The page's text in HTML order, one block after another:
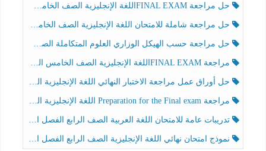
حل مراجعة FINAL EXAMاللغة الإنجليزية الصف الخامس الفصل الثالث
حل مراجعة شاملة للامتحان اللغة الإنجليزية الصف الخامس الفصل الثالث
حل مراجعة حسب الهيكل الوزاري العلوم المتكاملة الصف الخامس عام الفصل الثالث
مراجعة FINAL EXAMاللغة الإنجليزية الصف الخامس الفصل الثالث
حل أوراق عمل مراجعة الاختبار النهائي اللغة الإنجليزية الصف الرابع الفصل الثالث
مراجعة Preparation for the Final exam اللغة الإنجليزية الصف الرابع الفصل الثالث
تدريبات عامة للامتحان اللغة العربية الصف الرابع الفصل الثالث
نموذج امتحان نهائي اللغة الإنجليزية الصف الرابع الفصل الثالث